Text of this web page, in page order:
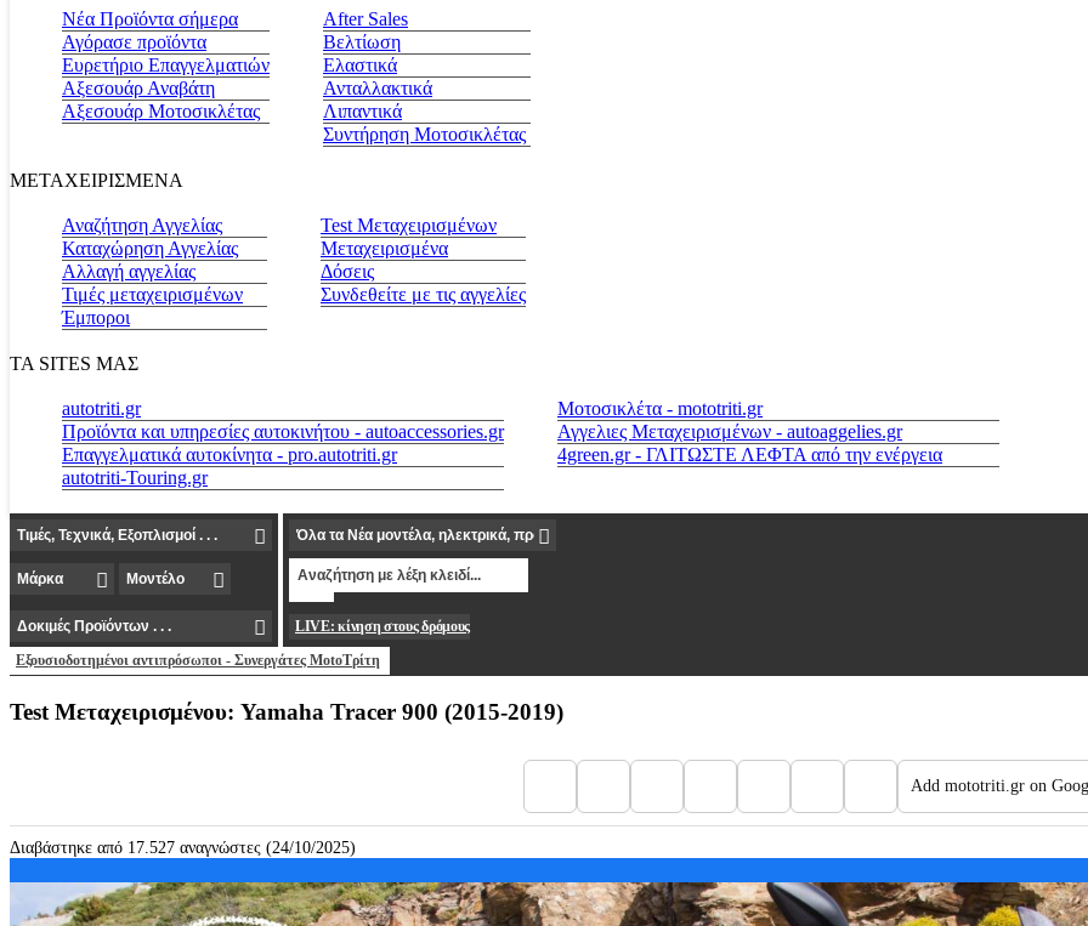
Νέα Προϊόντα σήμερα
Αγόρασε προϊόντα
Ευρετήριο Επαγγελματιών
Αξεσουάρ Αναβάτη
Αξεσουάρ Μοτοσικλέτας
Αfter Sales
Βελτίωση
Ελαστικά
Ανταλλακτικά
Λιπαντικά
Συντήρηση Μοτοσικλέτας
ΜΕΤΑΧΕΙΡΙΣΜΕΝΑ
Αναζήτηση Αγγελίας
Καταχώρηση Αγγελίας
Αλλαγή αγγελίας
Τιμές μεταχειρισμένων
Έμποροι
Test Μεταχειρισμένων
Μεταχειρισμένα
Δόσεις
Συνδεθείτε με τις αγγελίες
ΤΑ SITES ΜΑΣ
autotriti.gr
Προϊόντα και υπηρεσίες αυτοκινήτου - autoaccessories.gr
Επαγγελματικά αυτοκίνητα - pro.autotriti.gr
autotriti-Touring.gr
Μοτοσικλέτα - mototriti.gr
Αγγελιες Μεταχειρισμένων - autoaggelies.gr
4green.gr - ΓΛΙΤΩΣΤΕ ΛΕΦΤΑ από την ενέργεια
LIVE: κίνηση στους δρόμους
Εξουσιοδοτημένοι αντιπρόσωποι - Συνεργάτες MotoΤρίτη
Test Μεταχειρισμένου: Yamaha Tracer 900 (2015-2019)
Add mototriti.gr on
Διαβάστηκε από 17.527 αναγνώστες (24/10/2025)